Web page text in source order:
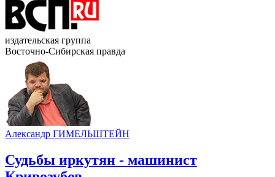
издательская группа
Восточно-Сибирская правда
Александр ГИМЕЛЬШТЕЙН
Судьбы иркутян - машинист